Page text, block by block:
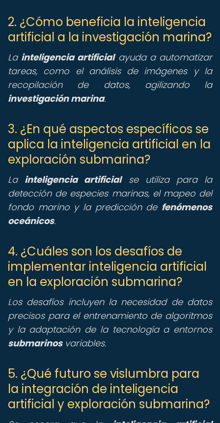
2. ¿Cómo beneficia la inteligencia
artificial a la investigación marina?
La inteligencia artificialayuda a automatizar
tareas, como el análisis de imágenes y la
recopilación de datos, agilizando la
investigación marina.
3. ¿En qué aspectos específicos se
aplica la inteligencia artificial en la
exploración submarina?
La inteligencia artificialse utiliza para la
detección de especies marinas, el mapeo del
fondo marino y la predicción de fenómenos
oceánicos.
4. ¿Cuáles son los desafíos de
implementar inteligencia artificial
en la exploración submarina?
Los desafíos incluyen la necesidad de datos
precisos para el entrenamiento de algoritmos
y la adaptación de la tecnología a entornos
submarinosvariables.
5. ¿Qué futuro se vislumbra para
la integración de inteligencia
artificial y exploración submarina?